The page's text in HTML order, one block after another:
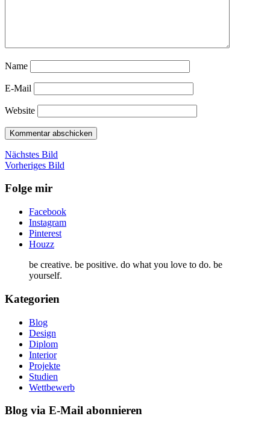
Name
E-Mail
Website
Nächstes Bild
Vorheriges Bild
Folge mir
Facebook
Instagram
Pinterest
Houzz
be creative. be positive. do what you love to do. be
yourself.
Kategorien
Blog
Design
Diplom
Interior
Projekte
Studien
Wettbewerb
Blog via E-Mail abonnieren